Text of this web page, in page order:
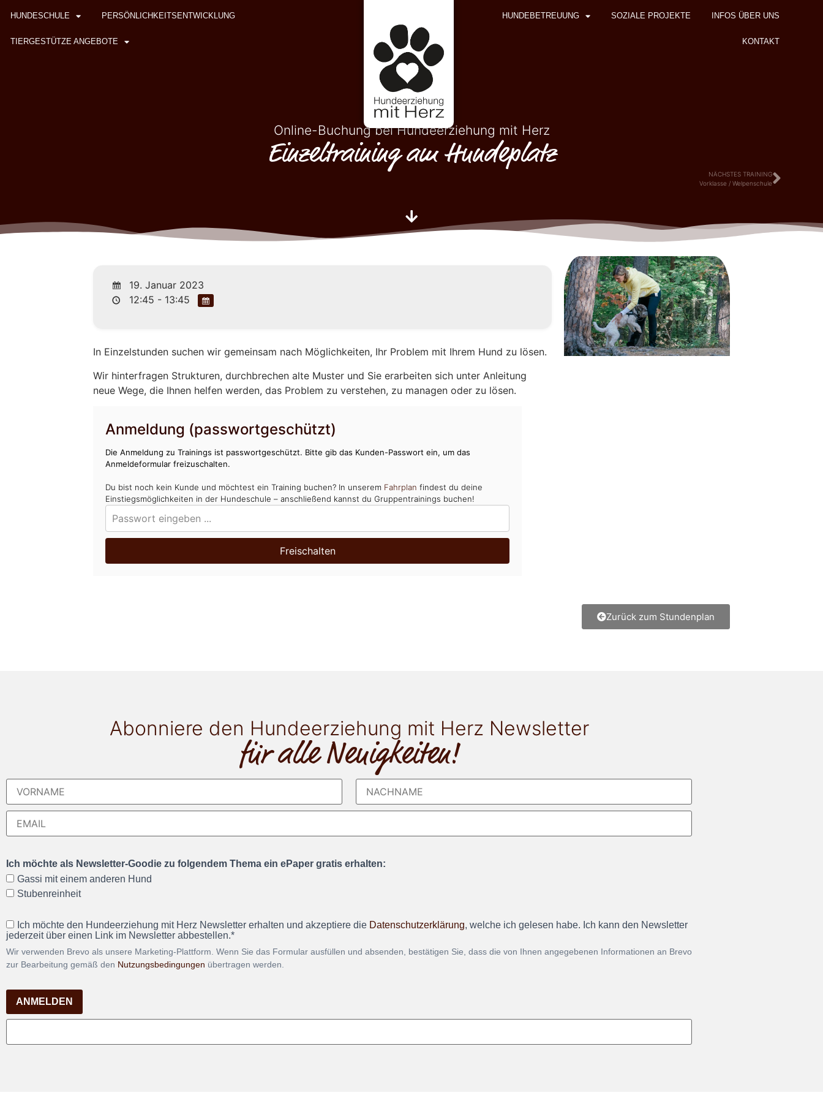
HUNDESCHULE PERSÖNLICHKEITSENTWICKLUNG
TIERGESTÜTZE ANGEBOTE
HUNDEBETREUUNG SOZIALE PROJEKTE INFOS ÜBER UNS
KONTAKT
Online-Buchung bei Hundeerziehung mit Herz
Einzeltraining am Hundeplatz
NÄCHSTES TRAINING
Vorklasse / Welpenschule
19. Januar 2023
12:45 - 13:45
In Einzelstunden suchen wir gemeinsam nach Möglichkeiten, Ihr Problem mit Ihrem Hund zu lösen.
Wir hinterfragen Strukturen, durchbrechen alte Muster und Sie erarbeiten sich unter Anleitung
neue Wege, die Ihnen helfen werden, das Problem zu verstehen, zu managen oder zu lösen.
Anmeldung (passwortgeschützt)
Die Anmeldung zu Trainings ist passwortgeschützt. Bitte gib das Kunden-Passwort ein, um das
Anmeldeformular freizuschalten.
Du bist noch kein Kunde und möchtest ein Training buchen? In unserem Fahrplan findest du deine
Einstiegsmöglichkeiten in der Hundeschule – anschließend kannst du Gruppentrainings buchen!
Freischalten
Zurück zum Stundenplan
Abonniere den Hundeerziehung mit Herz Newsletter
für alle Neuigkeiten!
Ich möchte als Newsletter-Goodie zu folgendem Thema ein ePaper gratis erhalten:
Gassi mit einem anderen Hund
Stubenreinheit
Ich möchte den Hundeerziehung mit Herz Newsletter erhalten und akzeptiere die Datenschutzerklärung, welche ich gelesen habe. Ich kann den Newsletter
jederzeit über einen Link im Newsletter abbestellen.*
Wir verwenden Brevo als unsere Marketing-Plattform. Wenn Sie das Formular ausfüllen und absenden, bestätigen Sie, dass die von Ihnen angegebenen Informationen an Brevo
zur Bearbeitung gemäß den Nutzungsbedingungen übertragen werden.
ANMELDEN